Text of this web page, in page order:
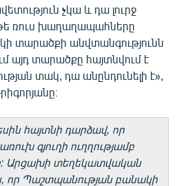
չկա և դա լուրջ
ռուս խաղաղապահները
տարածքի անվտանգությունն
այդ տարածքը հայտնվում է
տակ, դա անընդունելի է»,
հայտնի դարձավ, որ
գյուղի ուղղությամբ
Արցախի տեղեկատվական
որ Պաշտպանության բանակի